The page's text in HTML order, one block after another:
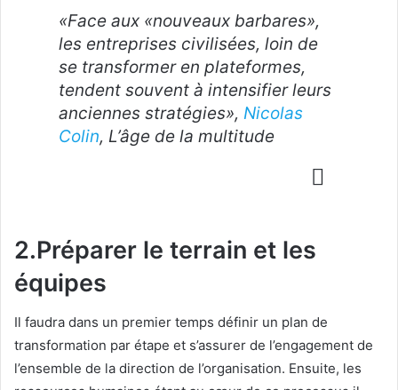
«Face aux «nouveaux barbares»,
les entreprises civilisées, loin de
se transformer en plateformes,
tendent souvent à intensifier leurs
anciennes stratégies», Nicolas
Colin, L’âge de la multitude
2.Préparer le terrain et les
équipes
Il faudra dans un premier temps définir un plan de
transformation par étape et s’assurer de l’engagement de
l’ensemble de la direction de l’organisation. Ensuite, les